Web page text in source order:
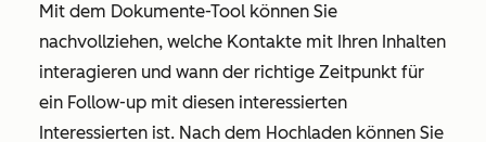
Mit dem Dokumente-Tool können Sie
nachvollziehen, welche Kontakte mit Ihren Inhalten
interagieren und wann der richtige Zeitpunkt für
ein Follow-up mit diesen interessierten
Interessierten ist. Nach dem Hochladen können Sie